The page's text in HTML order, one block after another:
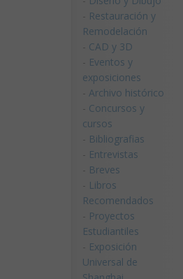
- Restauración y
Remodelación
- CAD y 3D
- Eventos y
exposiciones
- Archivo histórico
- Concursos y
cursos
- Bibliografias
- Entrevistas
- Breves
- Libros
Recomendados
- Proyectos
Estudiantiles
- Exposición
Universal de